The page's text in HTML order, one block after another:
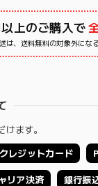
上のご購入で
は、送料無料の対象外にな
けます。
クレジットカード
リア決済 銀行振